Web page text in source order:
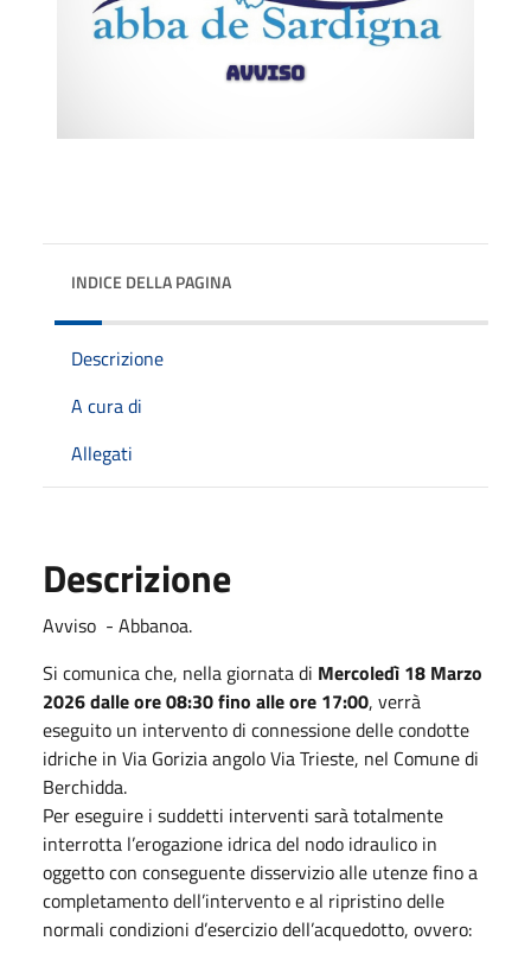
INDICE DELLA PAGINA
Descrizione
A cura di
Allegati
Descrizione
Avviso - Abbanoa.
Si comunica che, nella giornata di Mercoledì 18 Marzo
2026 dalle ore 08:30 fino alle ore 17:00, verrà
eseguito un intervento di connessione delle condotte
idriche in Via Gorizia angolo Via Trieste, nel Comune di
Berchidda.
Per eseguire i suddetti interventi sarà totalmente
interrotta l’erogazione idrica del nodo idraulico in
oggetto con conseguente disservizio alle utenze fino a
completamento dell’intervento e al ripristino delle
normali condizioni d’esercizio dell’acquedotto, ovvero: